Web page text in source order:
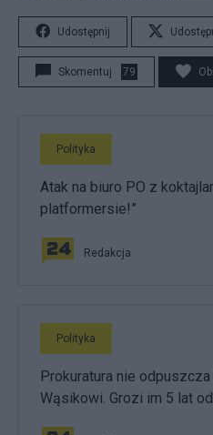
Udostępnij
Skomentuj 79
Polityka
Atak na biuro PO z
platformersie!”
Redakcja
Polityka
Prokuratura nie
Wąsikowi. Grozi im 5 lat